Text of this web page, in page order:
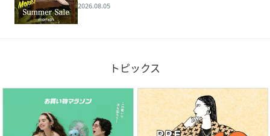
2026.08.05
トピックス